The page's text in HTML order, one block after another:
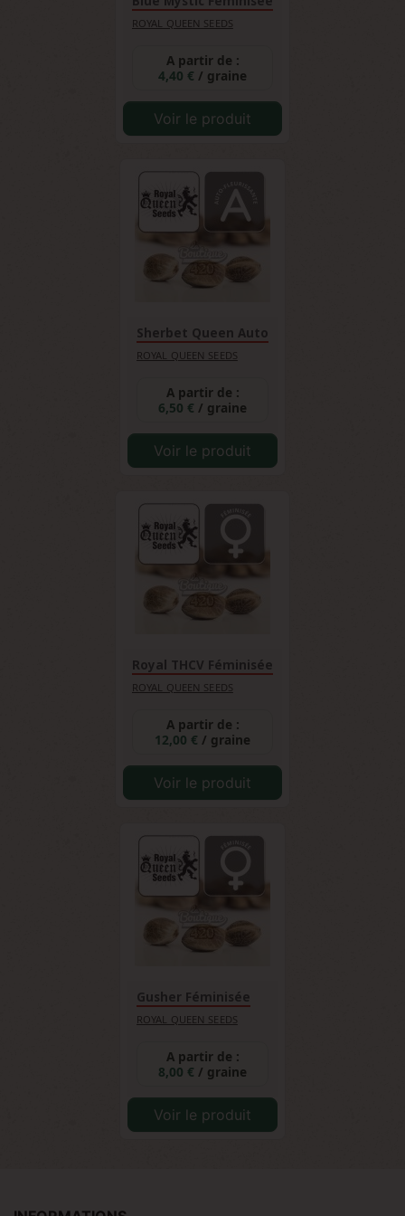
ROYAL QUEEN SEEDS
A partir de :
4,40 € / graine
Voir le produit
Sherbet Queen Auto
ROYAL QUEEN SEEDS
A partir de :
6,50 € / graine
Voir le produit
Royal THCV Féminisée
ROYAL QUEEN SEEDS
A partir de :
12,00 € / graine
Voir le produit
Gusher Féminisée
ROYAL QUEEN SEEDS
A partir de :
8,00 € / graine
Voir le produit